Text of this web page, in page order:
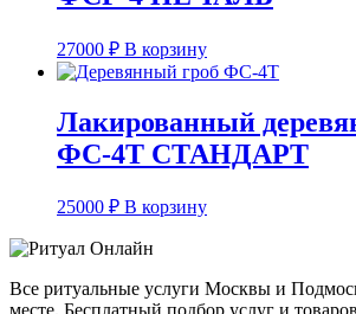
27000 ₽ В корзину
Лакированный
ФС-4Т СТАНДАРТ
25000 ₽ В корзину
Все ритуальные услуги Москвы и